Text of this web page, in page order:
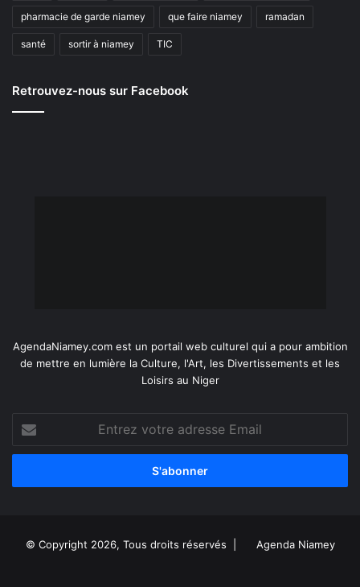
pharmacie de garde niamey que faire niamey ramadan
santé sortir à niamey TIC
Retrouvez-nous sur Facebook
AgendaNiamey.com est un portail web culturel qui a pour ambition
de mettre en lumière la Culture, l'Art, les Divertissements et les
Loisirs au Niger
votre
adresse
© Copyright 2026, Tous droits réservés | Agenda Niamey